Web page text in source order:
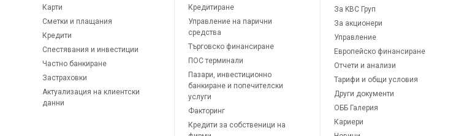
Карти
Сметки и плащания
Кредити
Спестявания и инвестиции
Частно банкиране
Застраховки
Актуализация на клиентски
данни
Кредитиране
Управление на парични
средства
Търговско финансиране
ПОС терминали
Пазари, инвестиционно
банкиране и попечителски
услуги
Факторинг
Кредити за собственици на
За KBC Груп
За акционери
Управление
Европейско финансиране
Отчети и анализи
Тарифи и общи условия
Други документи
ОББ Галерия
Кариери